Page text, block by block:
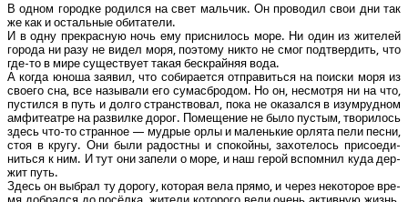
В одном город­ке родил­ся на свет маль­чик. Он про­во­дил свои дни так
же как и осталь­ные обитатели.
И в одну пре­крас­ную ночь ему при­сни­лось море. Ни один из жите­лей
горо­да ни разу не видел моря, поэто­му никто не смог под­твер­дить, что
где-то в мире суще­ству­ет такая бес­край­няя вода.
А когда юно­ша заявил, что соби­ра­ет­ся отпра­вить­ся на поис­ки моря из
сво­е­го сна, все назы­ва­ли его сума­сбро­дом. Но он, несмот­ря ни на что,
пустил­ся в путь и дол­го стран­ство­вал, пока не ока­зал­ся в изу­мруд­ном
амфи­те­ат­ре на раз­вил­ке дорог. Поме­ще­ние не было пустым, тво­ри­лось
здесь что-то стран­ное — муд­рые орлы и малень­кие орля­та пели пес­ни,
стоя в кру­гу. Они были радост­ны и спо­кой­ны, захо­те­лось при­со­еди­
нить­ся к ним. И тут они запе­ли о море, и наш герой вспом­нил куда дер­
жит путь.
Здесь он выбрал ту доро­гу, кото­рая вела пря­мо, и через неко­то­рое вре­